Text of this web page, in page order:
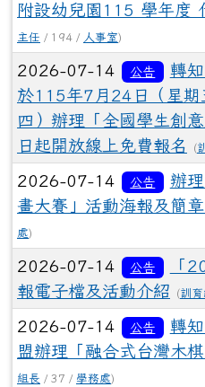
附設幼兒園115 學年度
主任 / 194 / 人事室)
2026-07-14 公告
轉
於115年7月24日（星期
四）辦理「全國學生創
日起開放線上免費報名
(
2026-07-14 公告
辦
畫大賽」活動海報及簡
處)
2026-07-14 公告
「
報電子檔及活動介紹
(訓
2026-07-14 公告
轉
盟辦理「融合式台灣木
組長 / 37 / 學務處)